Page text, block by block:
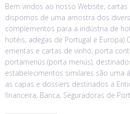
Bem vindos ao nosso Website,
dispomos de uma amostra dos
complementos para a indústria de
hotéis, adegas de Portugal e Europa)
ementas e cartas de vinho, porta
portamenús (porta menús),
estabelecimentos similares são uma
as capas e dossiers destinados a
financeira, Banca, Seguradoras de